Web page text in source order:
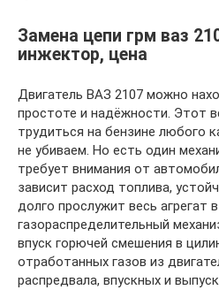
Замена цепи грм ваз
инжектор, цена
Двигатель ВАЗ 2107 можно
простоте и надёжности. Этот
трудиться на бензине любого
не убиваем. Но есть один
требует внимания от
зависит расход топлива,
долго прослужит весь агрегат
газораспределительный
впуск горючей смешения в
отработанных газов из
распредвала, впускных и